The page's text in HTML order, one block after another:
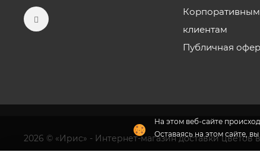
На этом веб-сайте
Оставаясь на этом сайте,
Корпоративным
клиентам
Публичная
2026 © «Ирис» - Интернет-магазин доставки цветов